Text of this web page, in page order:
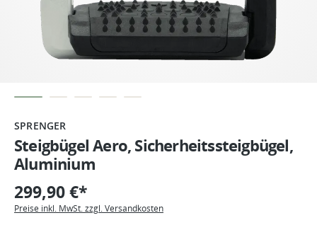
SPRENGER
Steigbügel Aero, Sicherheitssteigbügel,
Aluminium
299,90 €*
Preise inkl. MwSt. zzgl. Versandkosten